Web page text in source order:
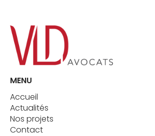
MENU
Accueil
Actualités
Nos projets
Contact